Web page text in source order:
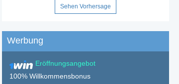
Sehen Vorhersage
Werbung
Eröffnungsangebot
100% Willkommensbonus